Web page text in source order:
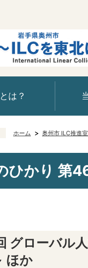
は？
ホーム 奥州市 ILC推進
ひかり 第
グローバル
ほか